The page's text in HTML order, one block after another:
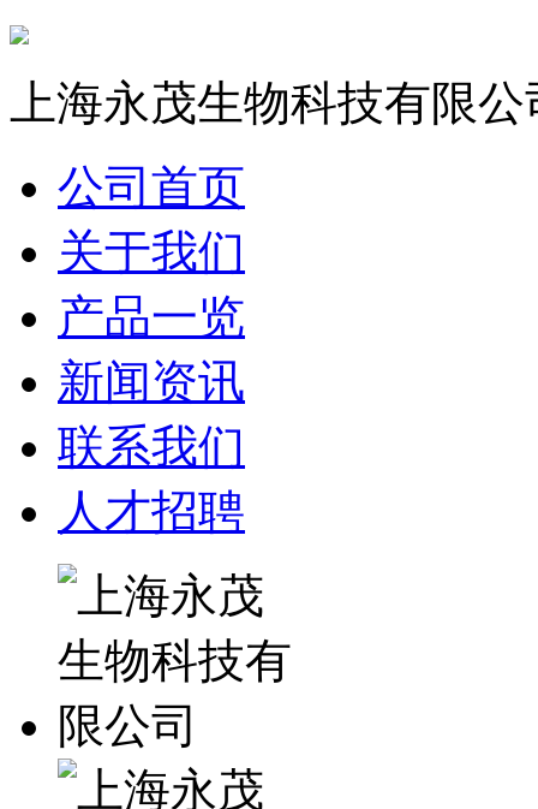
上海永茂生物科技有限
公司首页
关于我们
产品一览
新闻资讯
联系我们
人才招聘